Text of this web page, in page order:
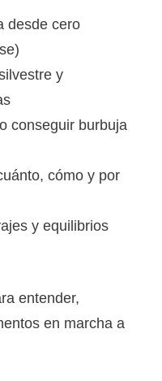
desde cero
y
conseguir burbuja
cómo y por
y equilibrios
entender,
en marcha a